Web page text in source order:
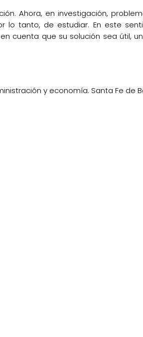
Ahora, en investigación,
tanto, de estudiar. En este
cuenta que su solución sea útil,
y economía. Santa Fe de